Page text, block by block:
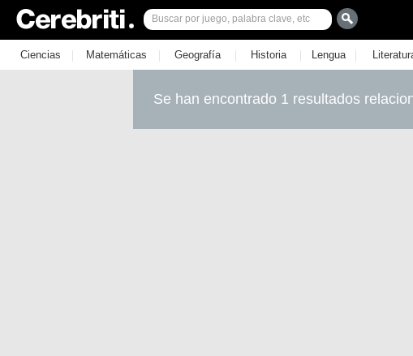
Ciencias | Matemáticas | Geografía | Historia | Lengua |
Se han encontrado 1 resultados